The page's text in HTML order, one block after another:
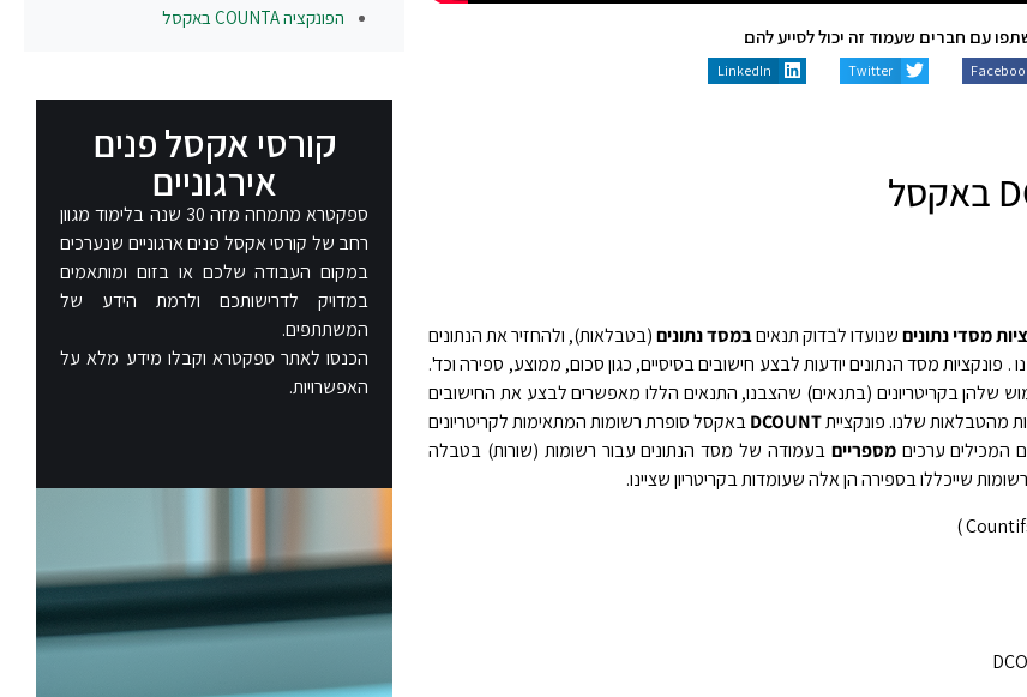
עם חברים שעמוד זה יכול לסייע להם
Twitter
LinkedIn
מסדי נתוניםשנועדו לבדוק תנאיםבמסד נתונים(בטבלאות), ולהחזיר את הנתונים
. פונקציות מסד הנתונים יודעות לבצע חישובים בסיסיים, כגון סכום, ממוצע, ספירה וכד'.
שלהן בקריטריונים (בתנאים) שהצבנו, התנאים הללו מאפשרים לבצע את החישובים
מהטבלאות שלנו. פונקצייתDCOUNTבאקסל סופרת רשומות המתאימות לקריטריונים
המכילים ערכיםמספריים בעמודה של מסד הנתונים עבור רשומות (שורות) בטבלה
שייכללו בספירה הן אלה שעומדות בקריטריון שציינו.
הפונקציהCOUNTAבאקסל
קורסי אקסל פנים
אירגוניים​
ספקטרא מתמחה מזה 30 שנה בלימוד מגוון
רחב של קורסי אקסל פנים ארגוניים שנערכים
במקום העבודה שלכם או בזום ומותאמים
במדויק לדרישותכם ולרמת הידע של
המשתתפים.
הכנסו לאתר ספקטרא וקבלו מידע מלא על
האפשרויות.